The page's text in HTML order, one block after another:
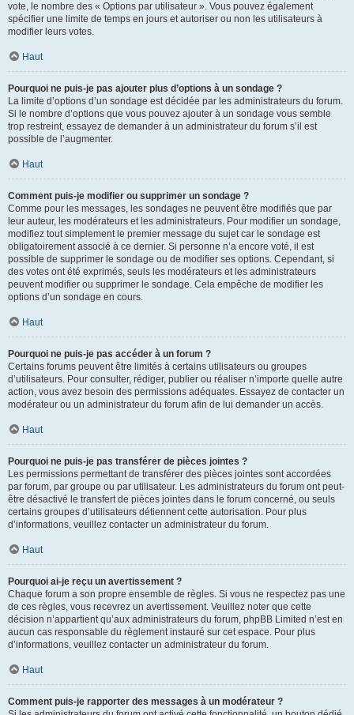
vote, le nombre des « Options par utilisateur ». Vous pouvez également
spécifier une limite de temps en jours et autoriser ou non les utilisateurs à
modifier leurs votes.
Haut
Pourquoi ne puis-je pas ajouter plus d’options à un sondage ?
La limite d’options d’un sondage est décidée par les administrateurs du forum.
Si le nombre d’options que vous pouvez ajouter à un sondage vous semble
trop restreint, essayez de demander à un administrateur du forum s’il est
possible de l’augmenter.
Haut
Comment puis-je modifier ou supprimer un sondage ?
Comme pour les messages, les sondages ne peuvent être modifiés que par
leur auteur, les modérateurs et les administrateurs. Pour modifier un sondage,
modifiez tout simplement le premier message du sujet car le sondage est
obligatoirement associé à ce dernier. Si personne n’a encore voté, il est
possible de supprimer le sondage ou de modifier ses options. Cependant, si
des votes ont été exprimés, seuls les modérateurs et les administrateurs
peuvent modifier ou supprimer le sondage. Cela empêche de modifier les
options d’un sondage en cours.
Haut
Pourquoi ne puis-je pas accéder à un forum ?
Certains forums peuvent être limités à certains utilisateurs ou groupes
d’utilisateurs. Pour consulter, rédiger, publier ou réaliser n’importe quelle autre
action, vous avez besoin des permissions adéquates. Essayez de contacter un
modérateur ou un administrateur du forum afin de lui demander un accès.
Haut
Pourquoi ne puis-je pas transférer de pièces jointes ?
Les permissions permettant de transférer des pièces jointes sont accordées
par forum, par groupe ou par utilisateur. Les administrateurs du forum ont peut-
être désactivé le transfert de pièces jointes dans le forum concerné, ou seuls
certains groupes d’utilisateurs détiennent cette autorisation. Pour plus
d’informations, veuillez contacter un administrateur du forum.
Haut
Pourquoi ai-je reçu un avertissement ?
Chaque forum a son propre ensemble de règles. Si vous ne respectez pas une
de ces règles, vous recevrez un avertissement. Veuillez noter que cette
décision n’appartient qu’aux administrateurs du forum, phpBB Limited n’est en
aucun cas responsable du règlement instauré sur cet espace. Pour plus
d’informations, veuillez contacter un administrateur du forum.
Haut
Comment puis-je rapporter des messages à un modérateur ?